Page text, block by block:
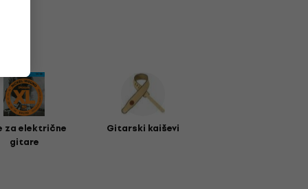
za električne
gitare
Gitarski kaiševi